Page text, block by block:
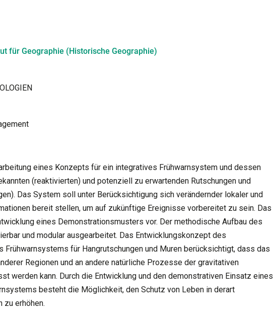
für Geographie (Historische Geographie)
eines Konzepts für ein integratives Frühwarnsystem und dessen
(reaktivierten) und potenziell zu erwartenden Rutschungen und
Das System soll unter Berücksichtigung sich verändernder lokaler und
bereit stellen, um auf zukünftige Ereignisse vorbereitet zu sein. Das
eines Demonstrationsmusters vor. Der methodische Aufbau des
und modular ausgearbeitet. Das Entwicklungskonzept des
für Hangrutschungen und Muren berücksichtigt, dass das
Regionen und an andere natürliche Prozesse der gravitativen
werden kann. Durch die Entwicklung und den demonstrativen Einsatz eines
besteht die Möglichkeit, den Schutz von Leben in derart
zu erhöhen.